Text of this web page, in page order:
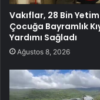
Vakıflar, 28 Bin Yetim
Çocuğa Bayramlık
Yardımı Sağladı
Ağustos 8, 2026